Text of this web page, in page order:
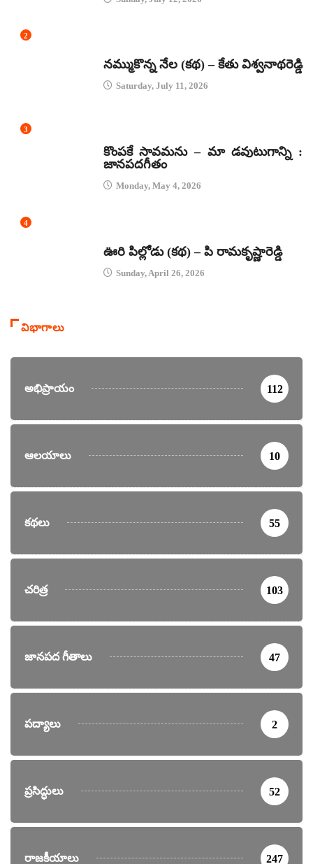
2
నమ్ముకొన్న నేల (కథ) – కేతు విశ్వనాథరెడ్డి
Saturday, July 11, 2026
3
కొంపకే సావమను – మా డవుటుగాన్ని :
జానపదగీతం
Monday, May 4, 2026
4
ఊరి పిల్లోడు (కథ) – పి రామకృష్ణారెడ్డి
Sunday, April 26, 2026
విభాగాలు
అభిప్రాయం 112
ఆలయాలు 10
కథలు 55
చరిత్ర 103
జానపద గీతాలు 47
పద్యాలు 2
ప్రసిద్ధులు 52
రాజకీయాలు 247